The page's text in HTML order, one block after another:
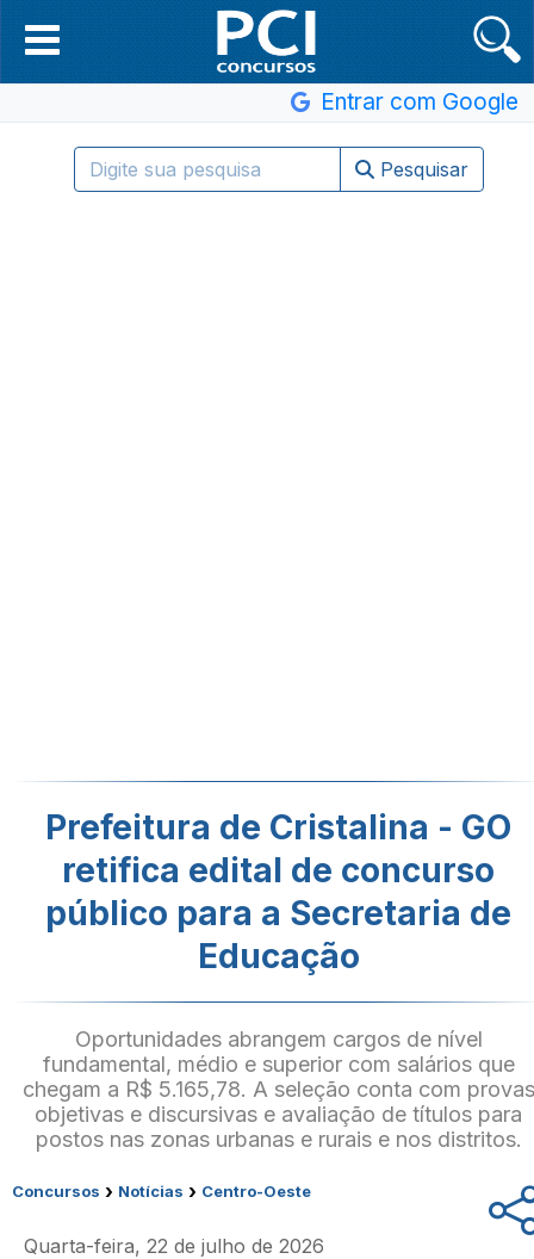
Entrar com Google
Pesquisar
Prefeitura de Cristalina - GO
retifica edital de concurso
público para a Secretaria de
Educação
Oportunidades abrangem cargos de nível
fundamental, médio e superior com salários que
chegam a R$ 5.165,78. A seleção conta com provas
objetivas e discursivas e avaliação de títulos para
postos nas zonas urbanas e rurais e nos distritos.
Concursos › Notícias › Centro-Oeste
Quarta-feira, 22 de julho de 2026